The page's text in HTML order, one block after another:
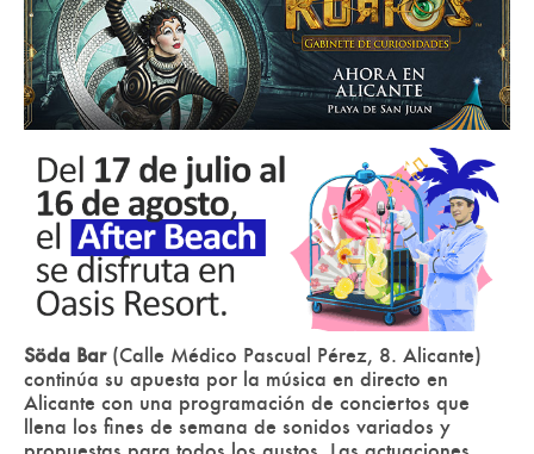
Söda Bar(Calle Médico Pascual Pérez, 8. Alicante)
continúa su apuesta por la música en directo en
Alicante con una programación de conciertos que
llena los fines de semana de sonidos variados y